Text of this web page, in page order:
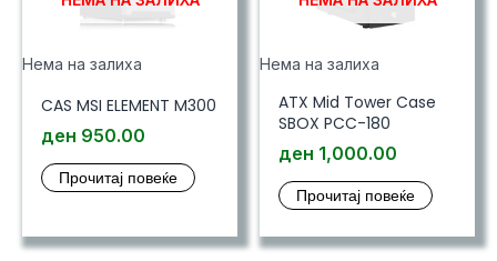
Нема на залиха
CAS MSI ELEMENT M300
ден 950.00
Прочитај повеќе
Нема на залиха
ATX Mid Tower Case
SBOX PCC-180
ден 1,000.00
Прочитај повеќе